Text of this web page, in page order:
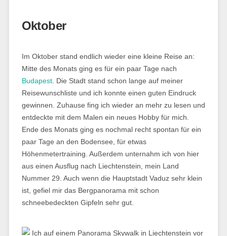
Oktober
Im Oktober stand endlich wieder eine kleine Reise an:
Mitte des Monats ging es für ein paar Tage nach
Budapest. Die Stadt stand schon lange auf meiner
Reisewunschliste und ich konnte einen guten Eindruck
gewinnen. Zuhause fing ich wieder an mehr zu lesen und
entdeckte mit dem Malen ein neues Hobby für mich.
Ende des Monats ging es nochmal recht spontan für ein
paar Tage an den Bodensee, für etwas
Höhenmetertraining. Außerdem unternahm ich von hier
aus einen Ausflug nach Liechtenstein, mein Land
Nummer 29. Auch wenn die Hauptstadt Vaduz sehr klein
ist, gefiel mir das Bergpanorama mit schon
schneebedeckten Gipfeln sehr gut.